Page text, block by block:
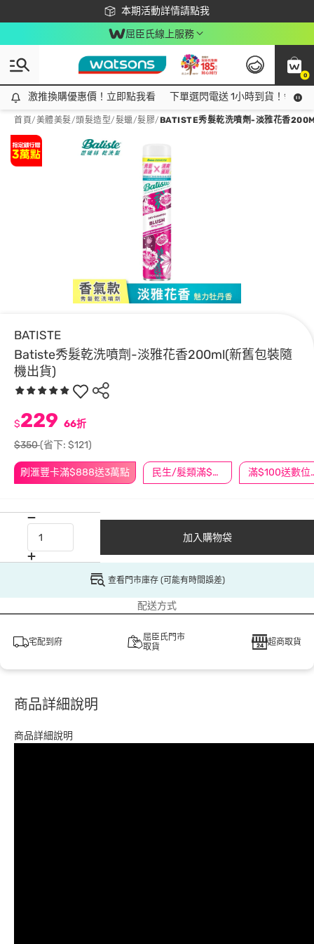
本期活動詳情請點我
下載app最高回饋$350
屈臣氏線上服務
0
激推換購優惠價！立即點我看
激推換購優惠價！立即點我看 下單選閃電送 1小時到貨！領神
首頁/美體美髮/頭髮造型/髮蠟/髮膠/BATISTE秀髮乾洗噴劑-淡雅花香
BATISTE
Batiste秀髮乾洗噴劑-淡雅花香200ml(新舊包裝隨
機出貨)
刷滙豐卡滿$888送3萬點 民生/髮類滿$388送舒潔冰巾 滿
$229 66折
$350(省下: $121)
加入購物袋
查看門市庫存 (可能有時間誤差)
配送方式
宅配到府
屈臣氏門市
取貨
超商取貨
商品詳細說明
商品詳細說明